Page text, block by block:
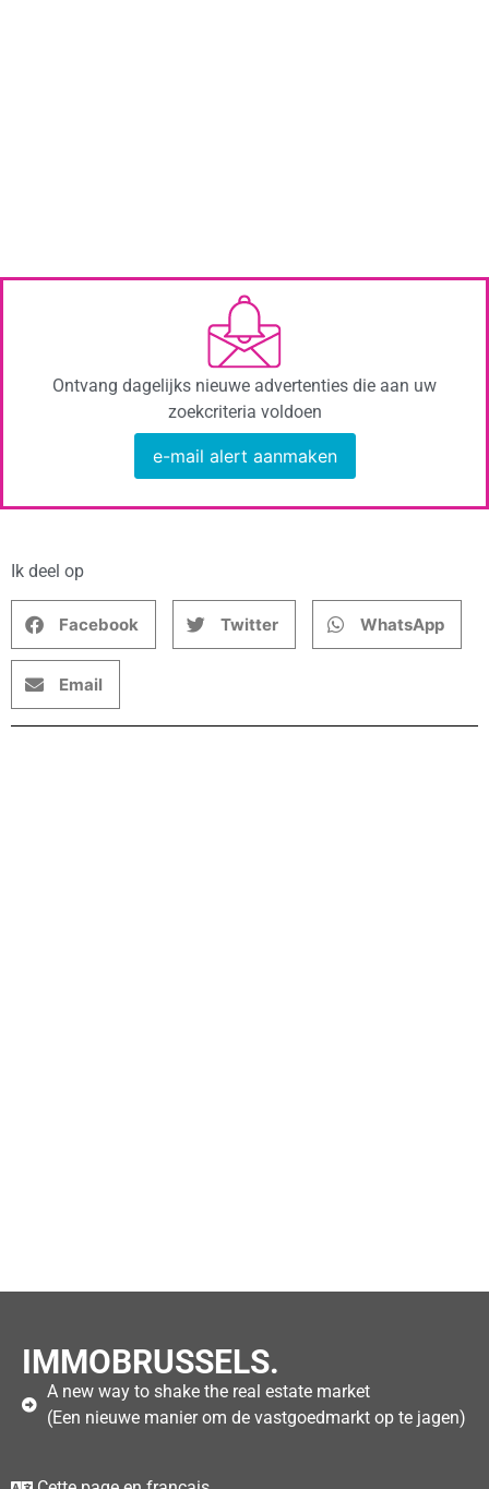
Ontvang dagelijks nieuwe advertenties die aan uw
zoekcriteria voldoen
e-mail alert aanmaken
Ik deel op
Facebook Twitter WhatsApp
Email
IMMOBRUSSELS.
A new way to shake the real estate market
(Een nieuwe manier om de vastgoedmarkt op te jagen)